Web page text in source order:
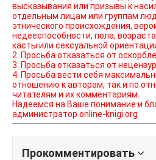
высказывания или призывы к
отдельным лицам или группам
этнического происхождения,
недееспособности, пола,
касты или сексуальной
2. Просьба отказаться от
3. Просьба отказаться от
4. Просьба вести себя
отношению к авторам, так и по
читателям и их комментариям.
Надеемся на Ваше понимание и
администратор online-knigi.org
Прокомментировать